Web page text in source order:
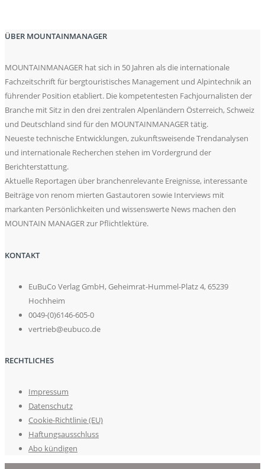
ÜBER MOUNTAINMANAGER
MOUNTAINMANAGER hat sich in 50 Jahren als die internationale
Fachzeitschrift für bergtouristisches Management und Alpintechnik an
führender Position etabliert. Die kompetentesten Fachjournalisten der
Branche mit Sitz in den drei zentralen Alpenländern Österreich, Schweiz
und Deutschland sind für den MOUNTAINMANAGER tätig.
Neueste technische Entwicklungen, zukunftsweisende Trendanalysen
und internationale Recherchen stehen im Vordergrund der
Berichterstattung.
Aktuelle Reportagen über branchenrelevante Ereignisse, interessante
Beiträge von renom mierten Gastautoren sowie Interviews mit
markanten Persönlichkeiten und wissenswerte News machen den
MOUNTAIN MANAGER zur Pflichtlektüre.
KONTAKT
EuBuCo Verlag GmbH, Geheimrat-Hummel-Platz 4, 65239
Hochheim
0049-(0)6146-605-0
vertrieb@eubuco.de
RECHTLICHES
Impressum
Datenschutz
Cookie-Richtlinie (EU)
Haftungsausschluss
Abo kündigen